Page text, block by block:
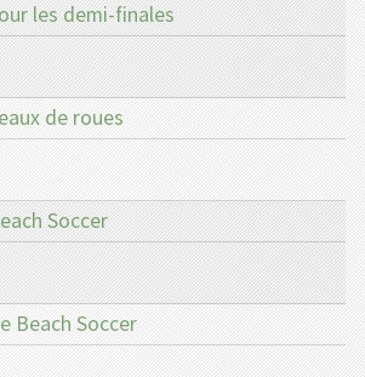
les demi-finales
de roues
Soccer
Beach Soccer